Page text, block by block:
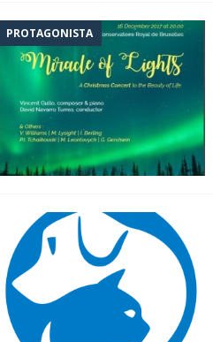
PROTAGONISTA